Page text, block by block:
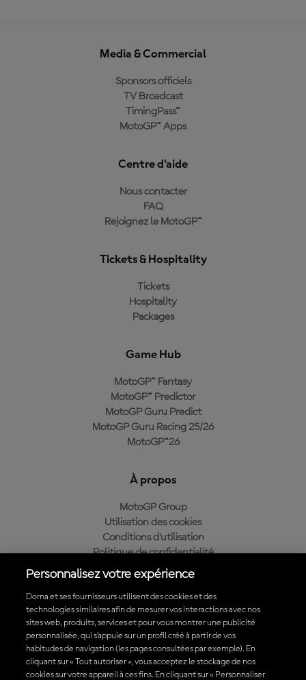
Media & Commercial
Sponsors officiels
TV Broadcast
TimingPass™
MotoGP™ Apps
Centre d'aide
Nous contacter
FAQ
Rejoignez le MotoGP™
Tickets & Hospitality
Tickets
Hospitality
Packages
Game Hub
MotoGP™ Fantasy
MotoGP™ Predictor
MotoGP Guru Predict
MotoGP Guru Racing 25/26
MotoGP™26
À propos
MotoGP Group
Utilisation des cookies
Conditions d'utilisation
Politique de confidentialité
Politique d’achat
Télécharger l'appli officielle du MotoGP™
Personnalisez votre expérience
Dorna et ses fournisseurs utilisent des cookies et des
technologies similaires afin de mesurer vos interactions avec nos
sites web, produits, services et pour vous montrer une publicité
personnalisée, qui s’appuie sur un profil créé à partir de vos
habitudes de navigation (les pages consultées par exemple). En
cliquant sur « Tout autoriser », vous acceptez le stockage de nos
cookies sur votre appareil à ces fins. En cliquant sur « Personnaliser